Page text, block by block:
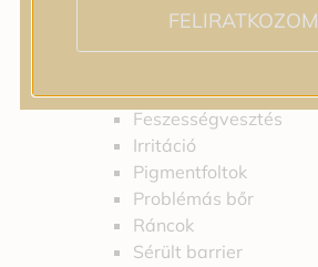
Egyenetlen tónus
Fakóság
Feszességvesztés
Irritáció
Pigmentfoltok
Problémás bőr
Ráncok
Sérült barrier
FELIRATKOZOM